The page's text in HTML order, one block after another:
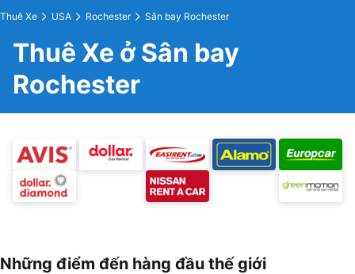
Thuê Xe USA Rochester Sân bay Rochester
Thuê Xe ở Sân bay
Rochester
Những điểm đến hàng đầu thế giới